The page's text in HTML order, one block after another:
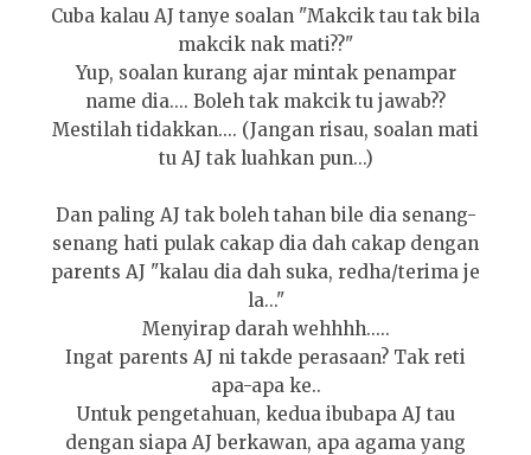
Cuba kalau AJ tanye soalan "Makcik tau tak bila
makcik nak mati??"
Yup, soalan kurang ajar mintak penampar
name dia.... Boleh tak makcik tu jawab??
Mestilah tidakkan.... (Jangan risau, soalan mati
tu AJ tak luahkan pun...)
Dan paling AJ tak boleh tahan bile dia senang-
senang hati pulak cakap dia dah cakap dengan
parents AJ "kalau dia dah suka, redha/terima je
la..."
Menyirap darah wehhhh.....
Ingat parents AJ ni takde perasaan? Tak reti
apa-apa ke..
Untuk pengetahuan, kedua ibubapa AJ tau
dengan siapa AJ berkawan, apa agama yang